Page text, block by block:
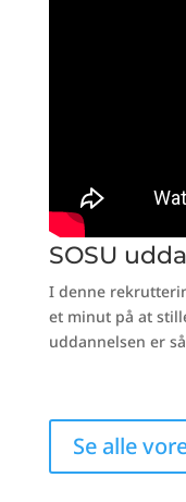
SOSU
I denne
et minut på at
uddannelsen er
Se alle